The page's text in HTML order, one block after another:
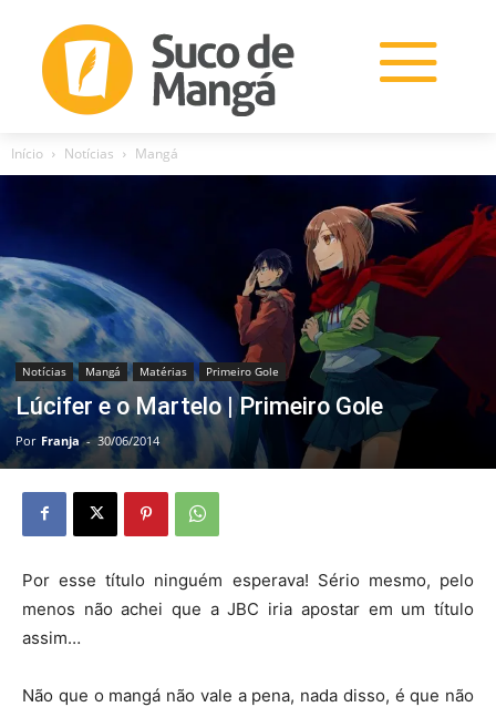
Início Notícias Mangá
Notícias Mangá Matérias Primeiro Gole
Lúcifer e o Martelo | Primeiro Gole
Por Franja - 30/06/2014
Por esse título ninguém esperava! Sério mesmo, pelo
menos não achei que a JBC iria apostar em um título
assim…
Não que o mangá não vale a pena, nada disso, é que não